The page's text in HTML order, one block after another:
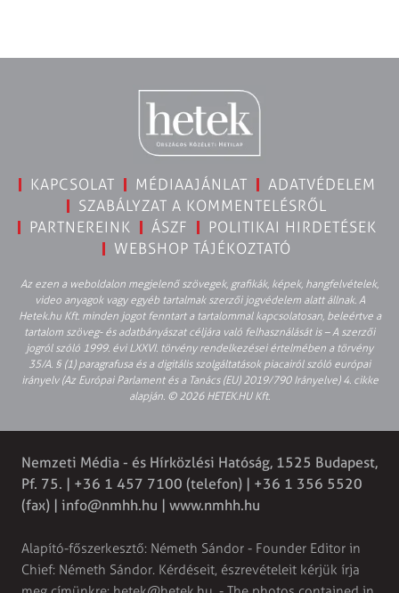
KAPCSOLAT MÉDIAAJÁNLAT
ADATVÉDELEM
SZABÁLYZAT A KOMMENTELÉSRŐL
PARTNEREINK
ÁSZF
POLITIKAI HIRDETÉSEK
WEBSHOP TÁJÉKOZTATÓ
Az ezen a weboldalon megjelenő szövegek, grafikák, képek, hangfelvételek,
video anyagok vagy egyéb tartalmak szerzői jogvédelem alatt állnak. A
Hetek.hu Kft. minden jogot fenntart a tartalommal kapcsolatosan, beleértve a
tartalom szöveg- és adatbányászat céljára való felhasználását is – A szerzői
jogról szóló 1999. évi LXXVI. törvény rendelkezései értelmében a törvény
35/A. § (1) paragrafusa és a digitális szolgáltatások piacairól szóló európai
irányelv (Az Európai Parlament és a Tanács (EU) 2019/790 Irányelve) 4. cikke
alapján. © 2026 HETEK.HU Kft.
Nemzeti Média - és Hírközlési Hatóság, 1525 Budapest,
Pf. 75. | +36 1 457 7100 (telefon) | +36 1 356 5520
(fax) | info@nmhh.hu | www.nmhh.hu
Alapító-főszerkesztő: Németh Sándor - Founder Editor in
Chief: Németh Sándor. Kérdéseit, észrevételeit kérjük írja